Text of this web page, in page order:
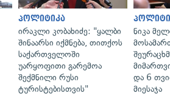
პოლიტიკა
ირაკლი კობახიძე: "ყალბი
შინაარსი იქმნება, თითქოს
საქართველოში
უარყოფითი გარემოა
შექმნილი რუსი
ტურისტებისთვის"
ნიკა
და 6
მიესაჯა